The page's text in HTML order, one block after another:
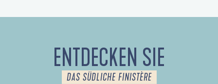
ENTDECKEN SIE
DAS SÜDLICHE FINISTÈRE